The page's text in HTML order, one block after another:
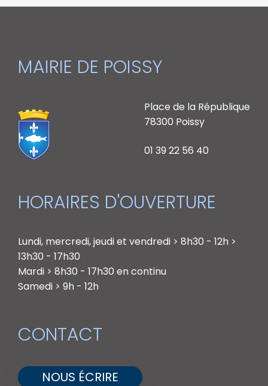
MAIRIE DE POISSY
Place de la République
78300 Poissy
01 39 22 56 40
HORAIRES D'OUVERTURE
Lundi, mercredi, jeudi et vendredi > 8h30 - 12h >
13h30 - 17h30
Mardi > 8h30 - 17h30 en continu
Samedi > 9h - 12h
CONTACT
NOUS ÉCRIRE